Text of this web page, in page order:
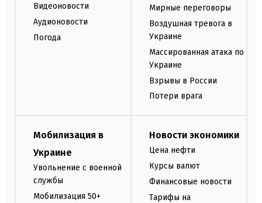
Видеоновости
Аудионовости
Погода
Мирные переговоры
Воздушная тревога в
Украине
Массированная атака по
Украине
Взрывы в России
Потери врага
Мобилизация в
Украине
Увольнение с военной
службы
Мобилизация 50+
Новости экономики
Цена нефти
Курсы валют
Финансовые новости
Тарифы на